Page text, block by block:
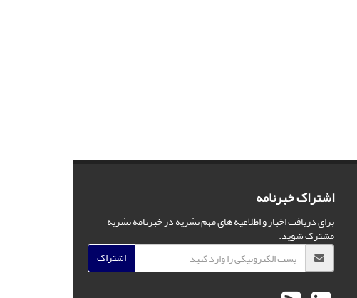
اشتراک خبرنامه
برای دریافت اخبار و اطلاعیه های مهم نشریه در خبرنامه نشریه
مشترک شوید.
اشتراک